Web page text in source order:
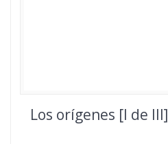
Los orígenes [I de III]